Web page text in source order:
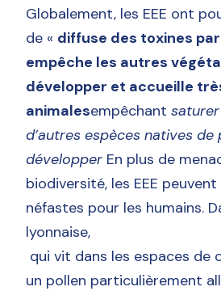
Globalement, les EEE ont
de « diffuse des toxines
empêche les autres
développer et accueille
animalesempêchantsaturer
d’autres espèces natives de
développer En plus de
biodiversité, les EEE
néfastes pour les humains.
lyonnaise,
qui vit dans les espaces de
un pollen particulièrement